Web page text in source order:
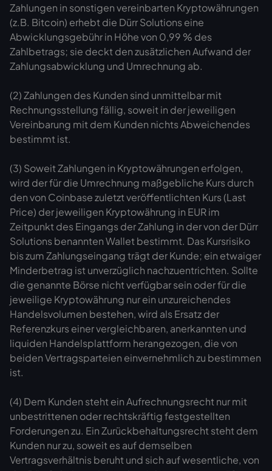
Zahlungen in sonstigen vereinbarten Kryptowährungen
(z.B. Bitcoin) erhebt die Dürr Solutions eine
Abwicklungsgebühr in Höhe von 0,99 % des
Zahlbetrags; sie deckt den zusätzlichen Aufwand der
Zahlungsabwicklung und Umrechnung ab.
(2) Zahlungen des Kunden sind unmittelbar mit
Rechnungsstellung fällig, soweit in der jeweiligen
Vereinbarung mit dem Kunden nichts Abweichendes
bestimmt ist.
(3) Soweit Zahlungen in Kryptowährungen erfolgen,
wird der für die Umrechnung maßgebliche Kurs durch
den von Coinbase zuletzt veröffentlichten Kurs (Last
Price) der jeweiligen Kryptowährung in EUR im
Zeitpunkt des Eingangs der Zahlung in der von der Dürr
Solutions benannten Wallet bestimmt. Das Kursrisiko
bis zum Zahlungseingang trägt der Kunde; ein etwaiger
Minderbetrag ist unverzüglich nachzuentrichten. Sollte
die genannte Börse nicht verfügbar sein oder für die
jeweilige Kryptowährung nur ein unzureichendes
Handelsvolumen bestehen, wird als Ersatz der
Referenzkurs einer vergleichbaren, anerkannten und
liquiden Handelsplattform herangezogen, die von
beiden Vertragsparteien einvernehmlich zu bestimmen
ist.
(4) Dem Kunden steht ein Aufrechnungsrecht nur mit
unbestrittenen oder rechtskräftig festgestellten
Forderungen zu. Ein Zurückbehaltungsrecht steht dem
Kunden nur zu, soweit es auf demselben
Vertragsverhältnis beruht und sich auf wesentliche, von